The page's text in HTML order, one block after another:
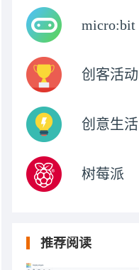
micro:bit
创客活动
创意生活
树莓派
推荐阅读